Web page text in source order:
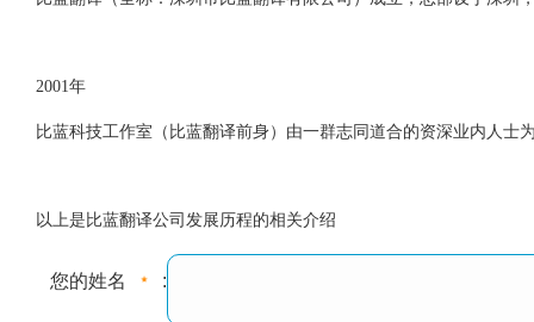
2001年
比蓝科技工作室（比蓝翻译前身）由一群志同道合的资深业内人士
以上是比蓝翻译公司发展历程的相关介绍
您的姓名 :